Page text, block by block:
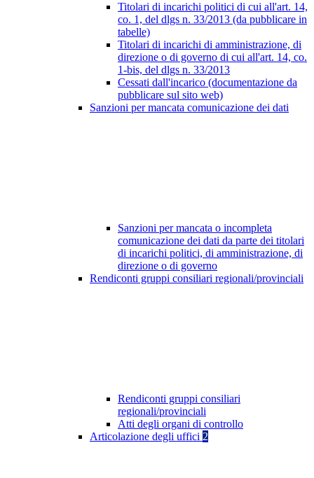
Titolari di incarichi politici di cui all'art. 14,
co. 1, del dlgs n. 33/2013 (da pubblicare in
tabelle)
Titolari di incarichi di amministrazione, di
direzione o di governo di cui all'art. 14, co.
1-bis, del dlgs n. 33/2013
Cessati dall'incarico (documentazione da
pubblicare sul sito web)
Sanzioni per mancata comunicazione dei dati
Sanzioni per mancata o incompleta
comunicazione dei dati da parte dei titolari
di incarichi politici, di amministrazione, di
direzione o di governo
Rendiconti gruppi consiliari regionali/provinciali
Rendiconti gruppi consiliari
regionali/provinciali
Atti degli organi di controllo
Articolazione degli uffici 2